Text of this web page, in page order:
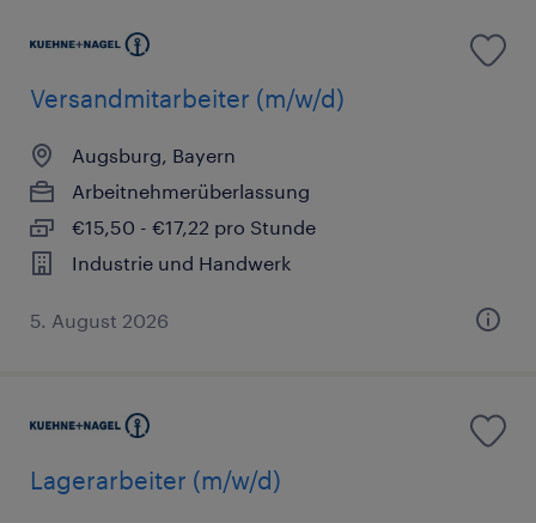
Versandmitarbeiter (m/w/d)
Augsburg, Bayern
Arbeitnehmerüberlassung
€15,50 - €17,22 pro Stunde
Industrie und Handwerk
5. August 2026
Lagerarbeiter (m/w/d)